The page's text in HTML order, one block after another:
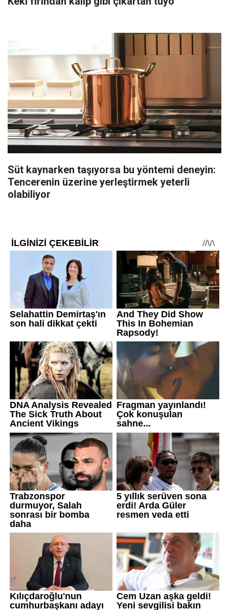
Süt kaynarken taşıyorsa bu yöntemi deneyin:
Tencerenin üzerine yerleştirmek yeterli
olabiliyor